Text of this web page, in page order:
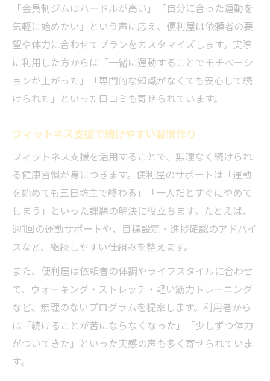
地域に根ざした便利屋で健康応援生活
便利屋を活用した手軽な健康習慣づくり
便利屋と始める無理のない健康習慣
運動初心者も安心の便利屋サポート
手軽に続く運動習慣は便利屋がカギ
生活に溶け込む便利屋の健康サポート
運動環境の整備を便利屋でスマートに実現
便利屋が運動スペースづくりをサポート
自宅での運動環境整備は便利屋にお任せ
便利屋の力で快適なフィットネス空間実現
運動器具の設置や片付けも便利屋が対応
スマートに運動環境を整える便利屋活用法
地域密着型フィットネス支援で無理なく健康
地域密着の便利屋が健康維持を全力サポー
ト
無理のない運動習慣は便利屋に相談が安心
「会員制ジムはハードルが高い」「自分に合った運動を
気軽に始めたい」という声に応え、便利屋は依頼者の要
望や体力に合わせてプランをカスタマイズします。実際
に利用した方からは「一緒に運動することでモチベーシ
ョンが上がった」「専門的な知識がなくても安心して続
けられた」といった口コミも寄せられています。
フィットネス支援で続けやすい習慣作り
フィットネス支援を活用することで、無理なく続けられ
る健康習慣が身につきます。便利屋のサポートは「運動
を始めても三日坊主で終わる」「一人だとすぐにやめて
しまう」といった課題の解決に役立ちます。たとえば、
週1回の運動サポートや、目標設定・進捗確認のアドバイ
スなど、継続しやすい仕組みを整えます。
また、便利屋は依頼者の体調やライフスタイルに合わせ
て、ウォーキング・ストレッチ・軽い筋力トレーニング
など、無理のないプログラムを提案します。利用者から
は「続けることが苦にならなくなった」「少しずつ体力
がついてきた」といった実感の声も多く寄せられていま
す。